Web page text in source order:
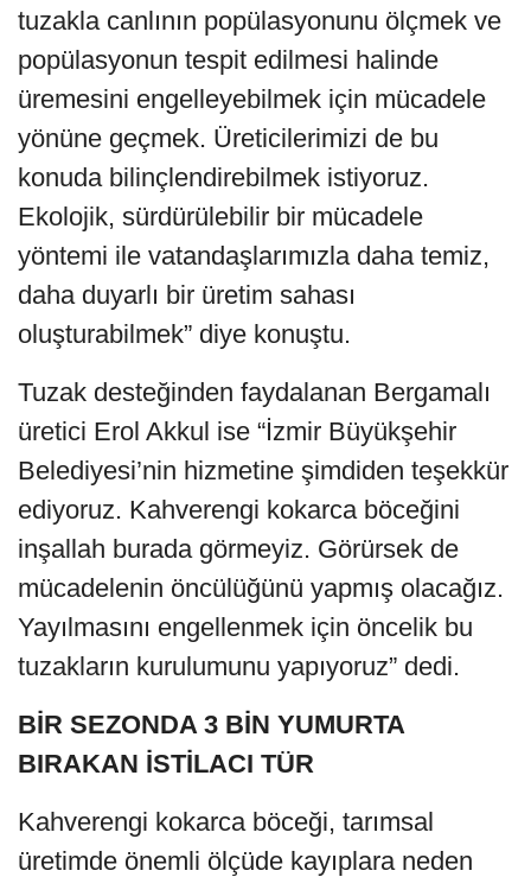
tuzakla canlının popülasyonunu ölçmek ve
popülasyonun tespit edilmesi halinde
üremesini engelleyebilmek için mücadele
yönüne geçmek. Üreticilerimizi de bu
konuda bilinçlendirebilmek istiyoruz.
Ekolojik, sürdürülebilir bir mücadele
yöntemi ile vatandaşlarımızla daha temiz,
daha duyarlı bir üretim sahası
oluşturabilmek” diye konuştu.
Tuzak desteğinden faydalanan Bergamalı
üretici Erol Akkul ise “İzmir Büyükşehir
Belediyesi’nin hizmetine şimdiden teşekkür
ediyoruz. Kahverengi kokarca böceğini
inşallah burada görmeyiz. Görürsek de
mücadelenin öncülüğünü yapmış olacağız.
Yayılmasını engellenmek için öncelik bu
tuzakların kurulumunu yapıyoruz” dedi.
BİR SEZONDA 3 BİN YUMURTA
BIRAKAN İSTİLACI TÜR
Kahverengi kokarca böceği, tarımsal
üretimde önemli ölçüde kayıplara neden